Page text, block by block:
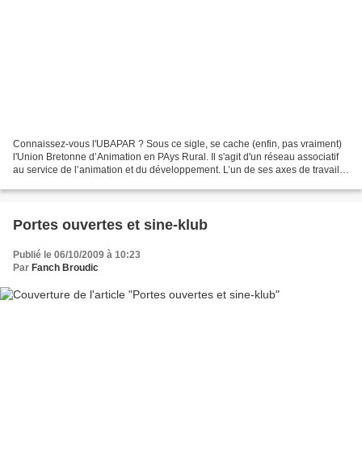
Connaissez-vous l'UBAPAR ? Sous ce sigle, se cache (enfin, pas vraiment)
l'Union Bretonne d’Animation en PAys Rural. Il s'agit d'un réseau associatif
au service de l’animation et du développement. L’un de ses axes de travail
Portes ouvertes et sine-klub
Publié le 06/10/2009 à 10:23
Par Fanch Broudic